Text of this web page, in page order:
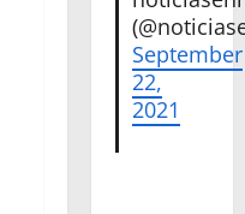
September
22,
2021